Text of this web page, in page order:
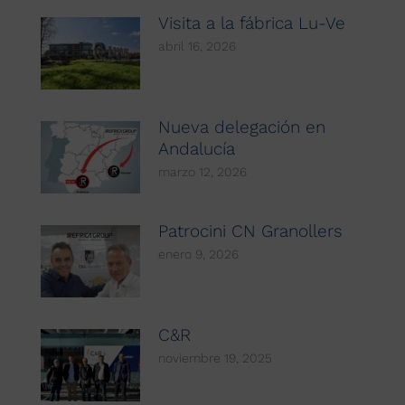
Visita a la fábrica Lu-Ve
abril 16, 2026
Nueva delegación en
Andalucía
marzo 12, 2026
Patrocini CN Granollers
enero 9, 2026
C&R
noviembre 19, 2025